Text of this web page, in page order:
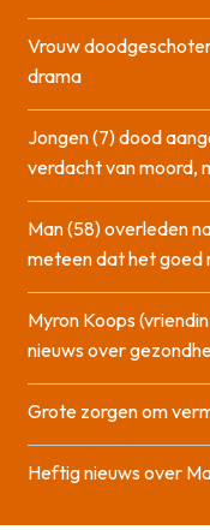
Vrouw
drama
Jongen (7) dood
verdacht van moord,
Man (58) overleden
meteen dat het goed
Myron Koops
nieuws over
Grote zorgen om
Heftig nieuws over